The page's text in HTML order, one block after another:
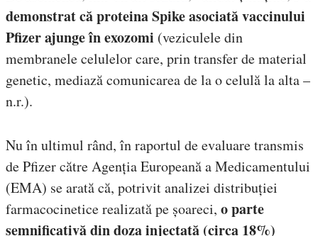
demonstrat că proteina Spike asociată vaccinului
Pfizer ajunge în exozomi (veziculele din
membranele celulelor care, prin transfer de material
genetic, mediază comunicarea de la o celulă la alta –
n.r.).
Nu în ultimul rând, în raportul de evaluare transmis
de Pfizer către Agenția Europeană a Medicamentului
(EMA) se arată că, potrivit analizei distribuției
farmacocinetice realizată pe șoareci, o parte
semnificativă din doza injectată (circa 18%)